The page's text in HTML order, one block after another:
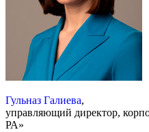
Гульназ Галиева,
управляющий директор,
РА»